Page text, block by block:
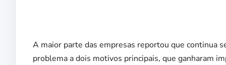
A maior parte das empresas reportou que continua
problema a dois motivos principais, que ganharam